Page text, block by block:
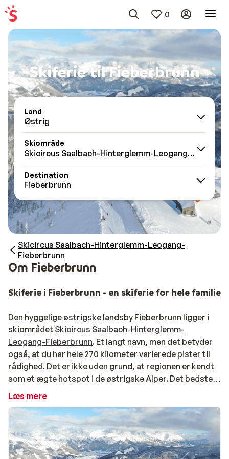
0
Skiferie til Fieberbrunn
Land
Østrig
Skiområde
Skicircus Saalbach-Hinterglemm-Leogang-
Destination
Fieberbrunn
Skicircus Saalbach-Hinterglemm-Leogang-
Fieberbrunn
Om Fieberbrunn
Skiferie i Fieberbrunn - en skiferie for hele familien
Den hyggelige østrigske landsby Fieberbrunn ligger i
skiområdet Skicircus Saalbach-Hinterglemm-
Leogang-Fieberbrunn. Et langt navn, men det betyder
også, at du har hele 270 kilometer varierede pister til
rådighed. Det er ikke uden grund, at regionen er kendt
som et ægte hotspot i de østrigske Alper. Det bedste
er, at der hvert år kommer nye lifte og pister til. Med
Schmitten iZell am Seeog Kitzsteinhorn i Kaprun. Som
base for din skiferie er Fieberbrunn et prisvenligt
alternativ til det travle Saalbach og Hinterglemm. Har
du allerede fundet skijakken frem? Takket være den
Læs mere